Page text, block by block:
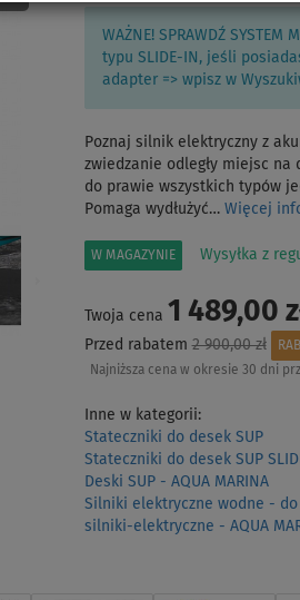
WAŻNE! SPRAWDŹ
typu SLIDE-IN, jeśli
adapter => wpisz w
Poznaj silnik elektryczny z
zwiedzanie odległy miejsc na
do prawie wszystkich typów
Pomaga wydłużyć… Więcej
W MAGAZYNIE Wysyłka z
Twoja cena 1 489,00
Przed rabatem2 900,00 zł
Najniższa cena w okresie 30 dni
Inne w kategorii:
Stateczniki do desek SUP
Stateczniki do desek SUP
Deski SUP - AQUA MARINA
Silniki elektryczne wodne - do
silniki-elektryczne - AQUA